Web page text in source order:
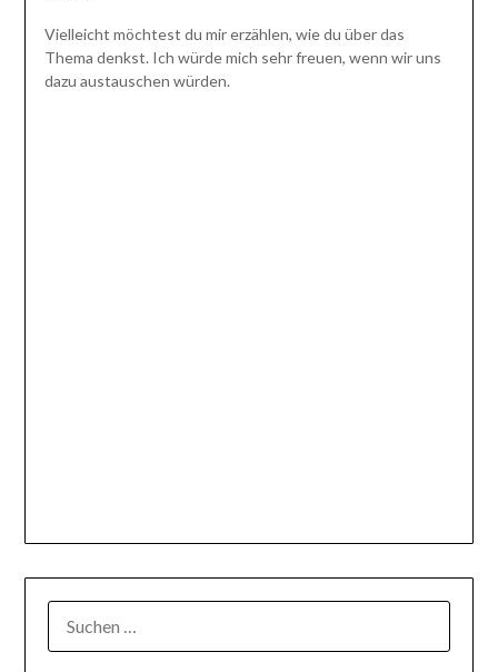
Vielleicht möchtest du mir erzählen, wie du über das
Thema denkst. Ich würde mich sehr freuen, wenn wir uns
dazu austauschen würden.
NACH: